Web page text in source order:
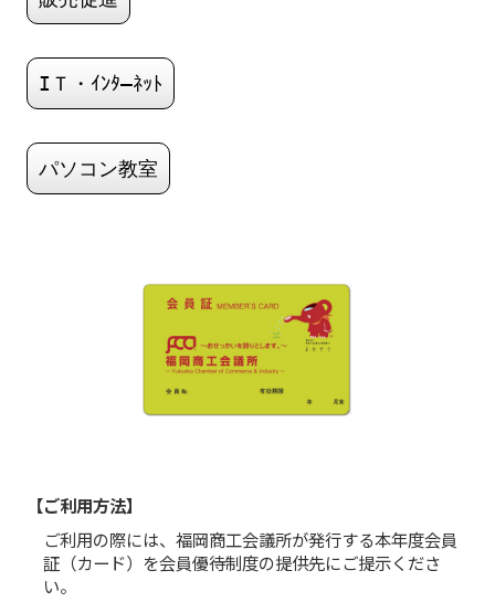
【ご利用方法】
ご利用の際には、福岡商工会議所が発行する本年度会員
証（カード）を会員優待制度の提供先にご提示くださ
い。